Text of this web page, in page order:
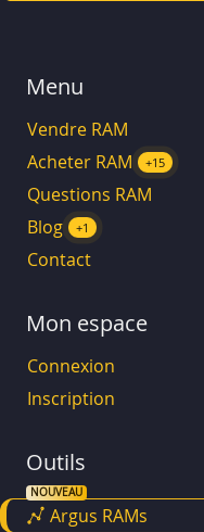
Menu
Vendre RAM
Acheter RAM
+15
Questions RAM
Blog
+1
Contact
Mon espace
Connexion
Inscription
Outils
Argus RAMs